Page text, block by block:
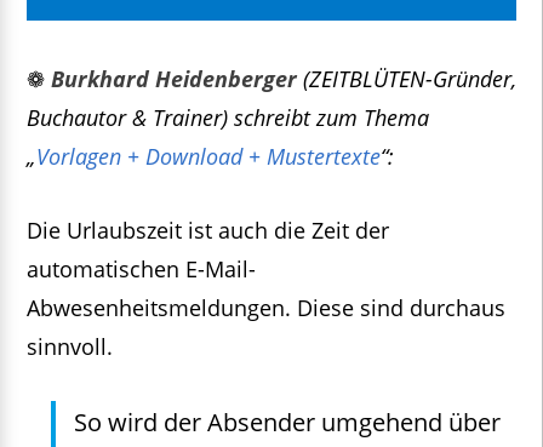
❁ Burkhard Heidenberger(ZEITBLÜTEN-Gründer,
Buchautor & Trainer) schreibt zum Thema
„Vorlagen + Download + Mustertexte“:
Die Urlaubszeit ist auch die Zeit der
automatischen E-Mail-
Abwesenheitsmeldungen. Diese sind durchaus
sinnvoll.
So wird der Absender umgehend über